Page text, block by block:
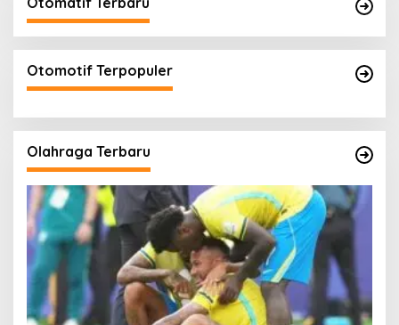
Otomotif Terpopuler
Olahraga Terbaru